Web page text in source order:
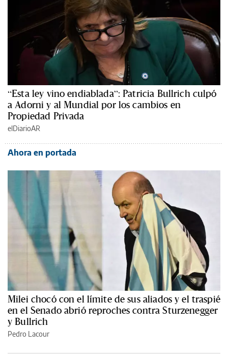
“Esta ley vino endiablada”: Patricia Bullrich culpó
a Adorni y al Mundial por los cambios en
Propiedad Privada
elDiarioAR
Ahora en portada
Milei chocó con el límite de sus aliados y el traspié
en el Senado abrió reproches contra Sturzenegger
y Bullrich
Pedro Lacour